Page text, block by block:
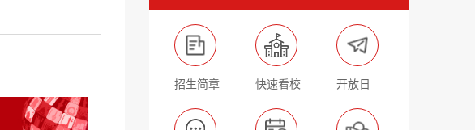
招生简章 快速看校 开放日